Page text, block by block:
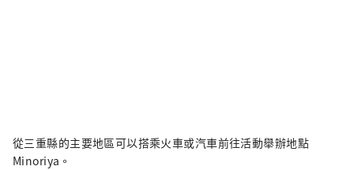
從三重縣的主要地區可以搭乘火車或汽車前往活動舉辦地點
Minoriya。